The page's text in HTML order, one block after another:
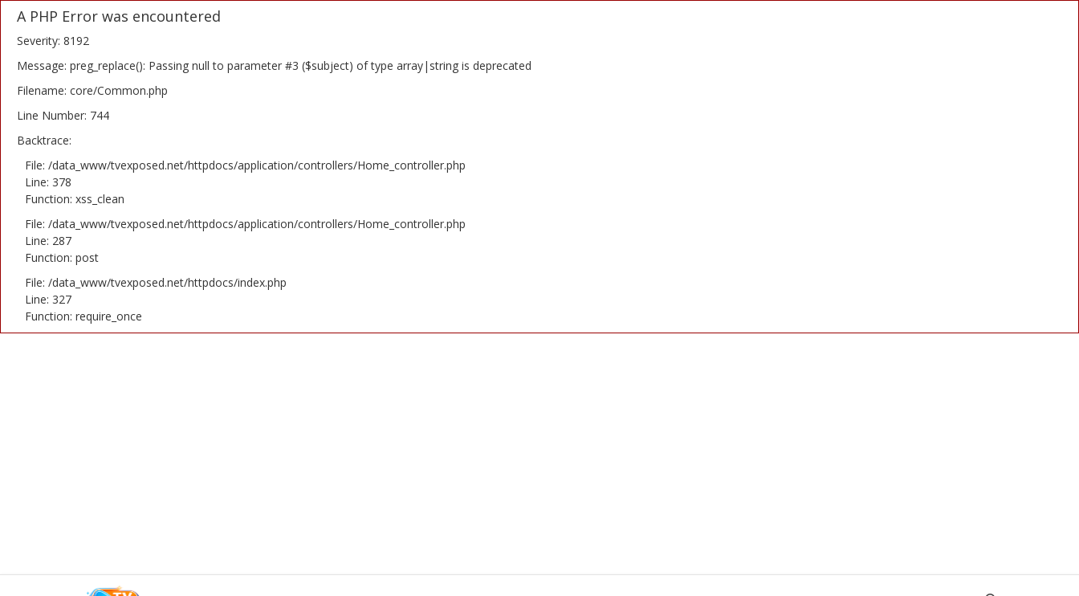
A PHP Error was encountered
Severity: 8192
Message: preg_replace(): Passing null to parameter #3 ($subject) of type array|string is deprecated
Filename: core/Common.php
Line Number: 744
Backtrace:
File: /data_www/tvexposed.net/httpdocs/application/controllers/Home_controller.php
Line: 378
Function: xss_clean
File: /data_www/tvexposed.net/httpdocs/application/controllers/Home_controller.php
Line: 287
Function: post
File: /data_www/tvexposed.net/httpdocs/index.php
Line: 327
Function: require_once
Home
Novosti
TV Serije
Filmovi
Glumci
Contact
Login